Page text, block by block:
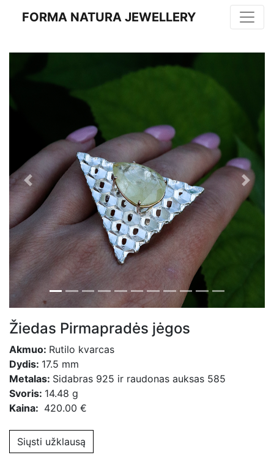
FORMA NATURA JEWELLERY
Previous Next
Žiedas Pirmapradės jėgos
Akmuo: Rutilo kvarcas
Dydis: 17.5 mm
Metalas: Sidabras 925 ir raudonas auksas 585
Svoris: 14.48 g
Kaina: 420.00 €
Siųsti užklausą